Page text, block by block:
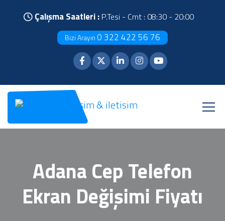
Çalışma Saatleri : P.Tesi - Cmt : 08:30 - 20:00
Bizi Arayın 0 322 422 56 76
Adana Cep Telefon
Ekran Değişimi Fiyatı